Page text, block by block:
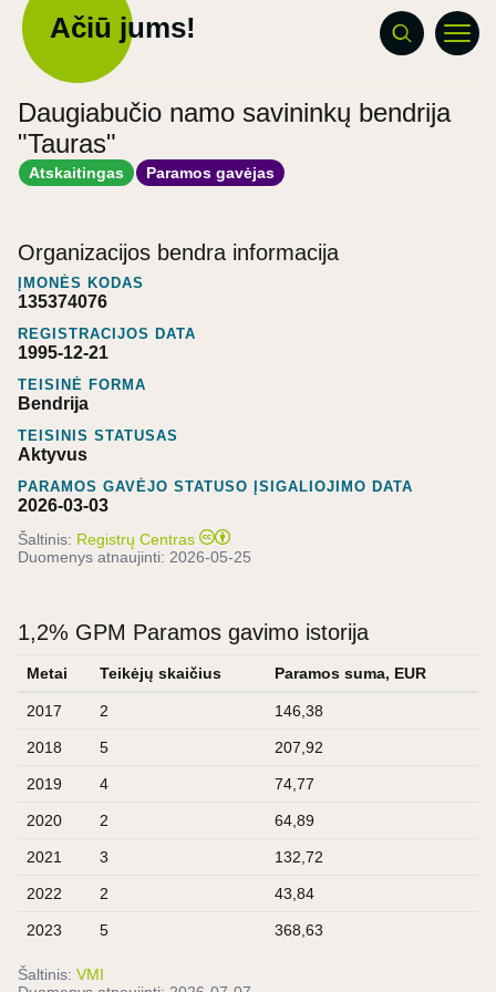
Ačiū jums!
Daugiabučio namo savininkų bendrija
"Tauras"
Atskaitingas Paramos gavėjas
Organizacijos bendra informacija
ĮMONĖS KODAS
135374076
REGISTRACIJOS DATA
1995-12-21
TEISINĖ FORMA
Bendrija
TEISINIS STATUSAS
Aktyvus
PARAMOS GAVĖJO STATUSO ĮSIGALIOJIMO DATA
2026-03-03
Šaltinis: Registrų Centras
Duomenys atnaujinti: 2026-05-25
1,2% GPM Paramos gavimo istorija
Metai Teikėjų skaičius Paramos suma, EUR
2017 2 146,38
2018 5 207,92
2019 4 74,77
2020 2 64,89
2021 3 132,72
2022 2 43,84
2023 5 368,63
Šaltinis: VMI